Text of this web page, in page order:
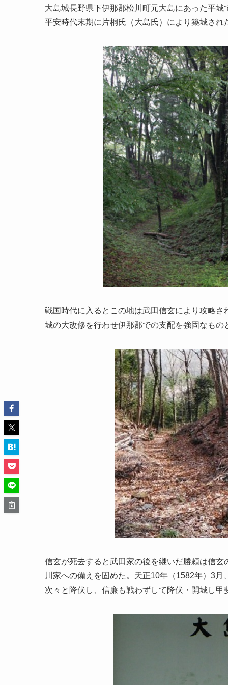
大島城長野県下伊那郡松川町元大島にあった平城
平安時代末期に片桐氏（大島氏）により築城され
戦国時代に入るとこの地は武田信玄により攻略
城の大改修を行わせ伊那郡での支配を強固なもの
信玄が死去すると武田家の後を継いだ勝頼は信
川家への備えを固めた。天正10年（1582年）3
次々と降伏し、信廉も戦わずして降伏・開城し甲